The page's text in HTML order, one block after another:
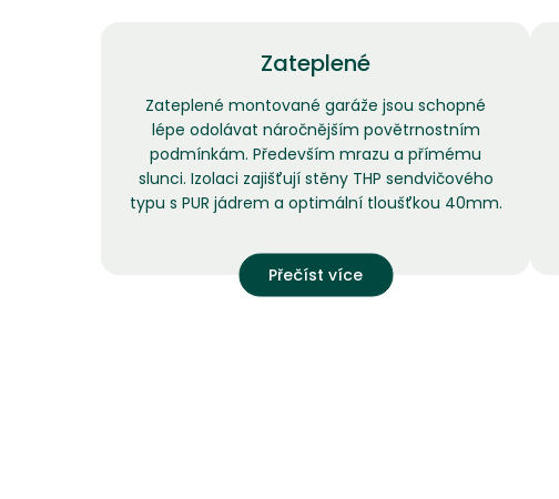
Zateplené
Zateplené montované garáže jsou schopné
lépe odolávat náročnějším povětrnostním
podmínkám. Především mrazu a přímému
slunci. Izolaci zajišťují stěny THP sendvičového
typu s PUR jádrem a optimální tloušťkou 40mm.
Přečíst více